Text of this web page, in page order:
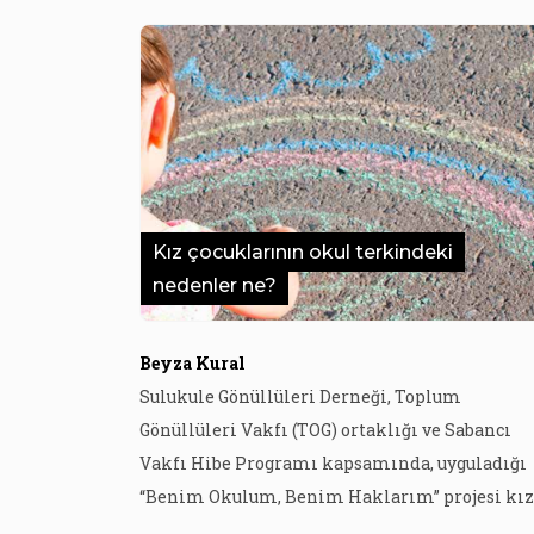
Kız çocuklarının okul terkindeki
nedenler ne?
Beyza Kural
Sulukule Gönüllüleri Derneği, Toplum
Gönüllüleri Vakfı (TOG) ortaklığı ve Sabancı
Vakfı Hibe Programı kapsamında, uyguladığı
“Benim Okulum, Benim Haklarım” projesi kız